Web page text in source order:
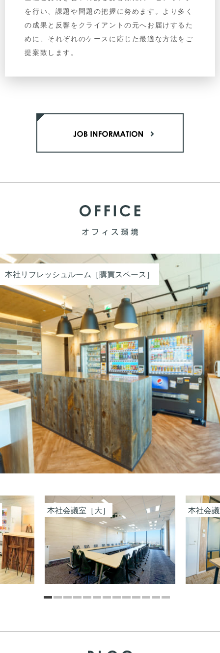
を行い、課題や問題の把握に努めます。より多く
の成果と反響をクライアントの元へお届けするた
めに、それぞれのケースに応じた最適な方法をご
提案致します。
本社リフレッシュルーム［購買スペース］
本社会議室［大］ 本社会